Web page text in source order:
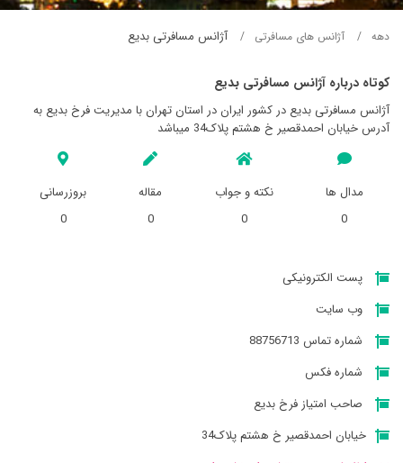
دهه آژانس های مسافرتی آژانس مسافرتی بديع
کوتاه درباره آژانس مسافرتی بديع
آژانس مسافرتی بديع در کشور ایران در استان تهران با مدیریت فرخ بدیع به
آدرس خیابان احمدقصیر خ هشتم پلاک34 میباشد
مدال ها
0
نکته و جواب
0
مقاله
0
بروزرسانی
0
پست الکترونیکی
وب سایت
شماره تماس 88756713
شماره فکس
صاحب امتیاز فرخ بدیع
خیابان احمدقصیر خ هشتم پلاک34